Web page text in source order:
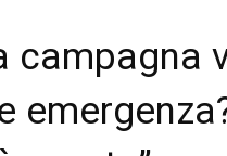
campagna